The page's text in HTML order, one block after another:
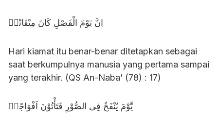
اِنَّ يَوْمَ الْفَصْلِ كَانَ مِيْقَاتًاۙ
Hari kiamat itu benar-benar ditetapkan sebagai
saat berkumpulnya manusia yang pertama sampai
yang terakhir. (QS An-Naba’ (78) : 17)
يَّوْمَ يُنْفَخُ فِى الصُّوْرِ فَتَأْتُوْنَ اَفْوَاجًاۙ